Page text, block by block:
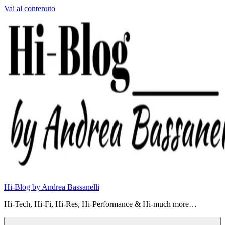
Vai al contenuto
Hi-Blog by Andrea Bassanelli
Hi-Tech, Hi-Fi, Hi-Res, Hi-Performance & Hi-much more…